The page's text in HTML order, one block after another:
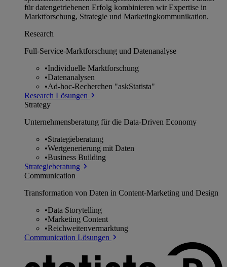
für datengetriebenen Erfolg kombinieren wir Expertise in
Marktforschung, Strategie und Marketingkommunikation.
Research
Full-Service-Marktforschung und Datenanalyse
•Individuelle Marktforschung
•Datenanalysen
•Ad-hoc-Recherchen "askStatista"
Research Lösungen
Strategy
Unternehmens­beratung für die Data-Driven Economy
•Strategieberatung
•Wertgenerierung mit Daten
•Business Building
Strategieberatung
Communication
Transformation von Daten in Content-Marketing und Design
•Data Storytelling
•Marketing Content
•Reichweitenvermarktung
Communication Lösungen